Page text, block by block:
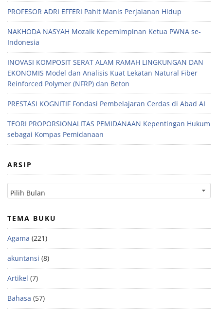
PROFESOR ADRI EFFERI Pahit Manis Perjalanan Hidup
NAKHODA NASYAH Mozaik Kepemimpinan Ketua PWNA se-
Indonesia
INOVASI KOMPOSIT SERAT ALAM RAMAH LINGKUNGAN DAN
EKONOMIS Model dan Analisis Kuat Lekatan Natural Fiber
Reinforced Polymer (NFRP) dan Beton
PRESTASI KOGNITIF Fondasi Pembelajaran Cerdas di Abad AI
TEORI PROPORSIONALITAS PEMIDANAAN Kepentingan Hukum
sebagai Kompas Pemidanaan
ARSIP
TEMA BUKU
Agama (221)
akuntansi (8)
Artikel (7)
Bahasa (57)